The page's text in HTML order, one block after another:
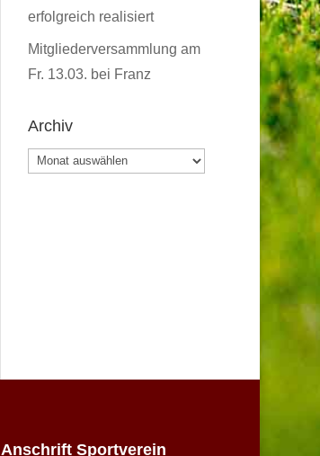
erfolgreich realisiert
Mitgliederversammlung am
Fr. 13.03. bei Franz
Archiv
Archiv
Anschrift Sportverein